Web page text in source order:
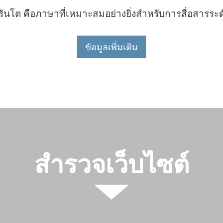
นโต คือภาษาที่เหมาะสมอย่างยิ่งสำหรับการสื่อสารร
ข้อมูลเพิ่มเติม
สำรวจเว็บไซต์